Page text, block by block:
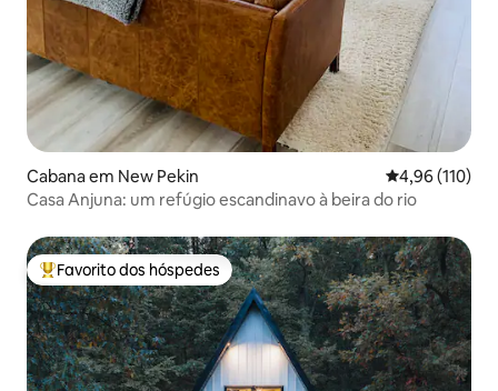
Cabana em New Pekin Classificação
4,96 (110)
Casa Anjuna: um refúgio escandinavo à beira do rio
Favoritos dos hóspedes mais apreciados
Favorito dos hóspedes